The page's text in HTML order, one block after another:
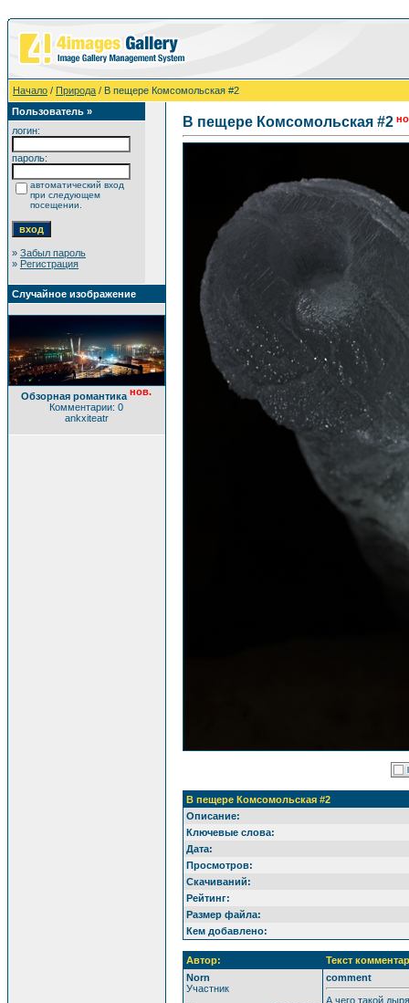
Начало / Природа / В пещере Комсомольская #2
Пользователь »
логин:
пароль:
автоматический вход
при следующем
посещении.
» Забыл пароль
» Регистрация
Случайное изображение
Обзорная романтика нов.
Комментарии: 0
ankxiteatr
В пещере Комсомольская #2
В пещере Комсомольская #2
Описание:
Ключевые слова:
Дата:
Просмотров:
Скачиваний:
Рейтинг:
Размер файла:
Кем добавлено:
Автор:
Текст
Norn
Участник
comment
А чего такой